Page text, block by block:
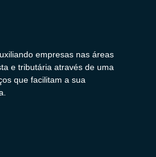
empresas nas áreas
e tributária através de uma
que facilitam a sua